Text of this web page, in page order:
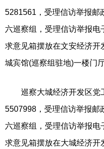
5281561，受理信访举报邮
六巡察组，受理信访举报电
求意见箱摆放在文安经济
城宾馆(巡察组驻地)一楼门厅
巡察大城经济开发区党
5507998，受理信访举报邮
六巡察组，受理信访举报电
求意见箱摆放在大城经济开